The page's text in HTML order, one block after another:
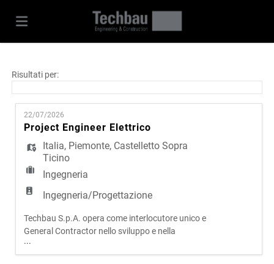
Offerte
di
lavoro
Carica
il
CV
Login
Lingua
Risultati per:
22/07/2026
Project Engineer Elettrico
Italia, Piemonte, Castelletto Sopra
Ticino
Ingegneria
Ingegneria/Progettazione
Techbau S.p.A. opera come interlocutore unico e
General Contractor nello sviluppo e nella
realizzazione di progetti complessi in ambito civile
e infrastrutturale. Attraverso un modello
...